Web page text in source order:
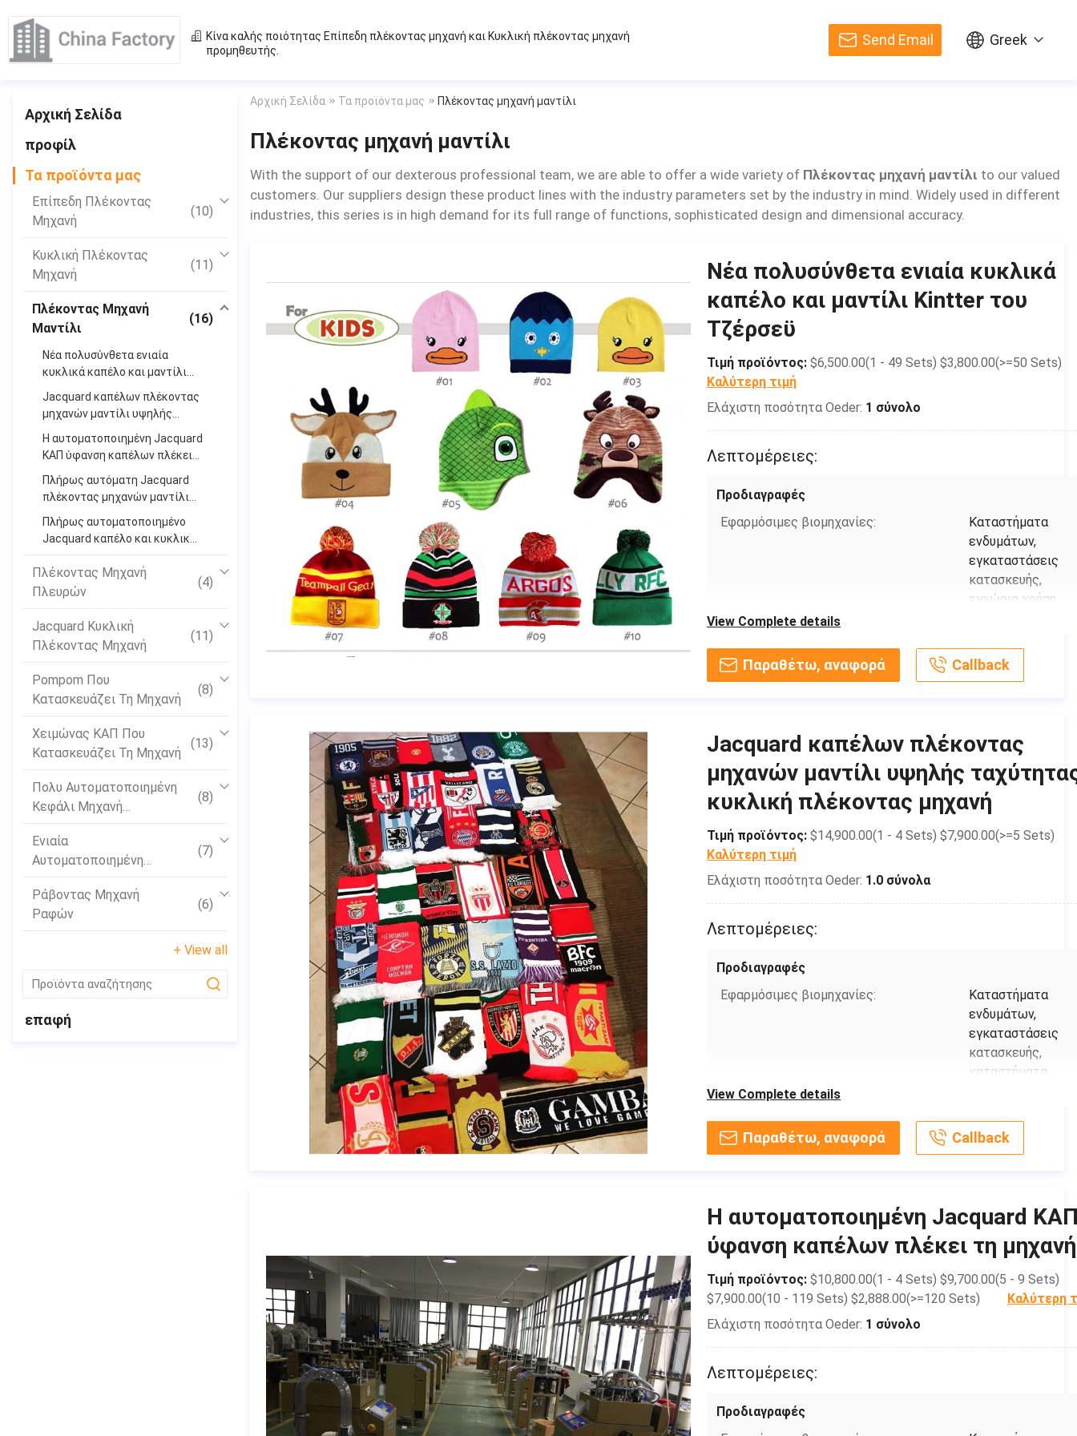
Κίνα καλής ποιότητας Επίπεδη πλέκοντας μηχανή και Κυκλική πλέκοντας μηχανή
προμηθευτής.
Greek
Send Email
Αρχική Σελίδα
προφίλ
Τα προϊόντα μας
Επίπεδη Πλέκοντας
Μηχανή
(10)
Κυκλική Πλέκοντας
Μηχανή
(11)
Πλέκοντας Μηχανή
Μαντίλι
(16)
Νέα πολυσύνθετα ενιαία
κυκλικά καπέλο και μαντίλι
Kintter του Τζέρσεϋ
Jacquard καπέλων πλέκοντας
μηχανών μαντίλι υψηλής
ταχύτητας κυκλική
πλέκοντας μηχανή
Η αυτοματοποιημένη Jacquard
ΚΑΠ ύφανση καπέλων πλέκει
τη μηχανή
Πλήρως αυτόματη Jacquard
πλέκοντας μηχανών μαντίλι
κυκλική πλέκοντας μηχανή
Πλήρως αυτοματοποιημένο
Jacquard καπέλο και κυκλική
Πλέκοντας Μηχανή
Πλευρών
(4)
Jacquard Κυκλική
Πλέκοντας Μηχανή
(11)
Pompom Που
Κατασκευάζει Τη Μηχανή
(8)
Χειμώνας ΚΑΠ Που
Κατασκευάζει Τη Μηχανή
(13)
Πολυ Αυτοματοποιημένη
Κεφάλι Μηχανή
(8)
Ενιαία
Αυτοματοποιημένη
Κεντητικής
(7)
Ράβοντας Μηχανή
Ραφών
(6)
+ View all
submit
επαφή
Αρχική Σελίδα Τα προϊόντα μας Πλέκοντας μηχανή μαντίλι
Πλέκοντας μηχανή μαντίλι
With the support of our dexterous professional team, we are able to offer a wide variety of Πλέκοντας μηχανή μαντίλι to our valued
customers. Our suppliers design these product lines with the industry parameters set by the industry in mind. Widely used in different
industries, this series is in high demand for its full range of functions, sophisticated design and dimensional accuracy.
View Complete details
Νέα πολυσύνθετα ενιαία κυκλικά
καπέλο και μαντίλι Kintter του
Τζέρσεϋ
Τιμή προϊόντος: $6,500.00(1 - 49 Sets) $3,800.00(>=50 Sets)
Καλύτερη τιμή
Ελάχιστη ποσότητα Oeder: 1 σύνολο
Λεπτομέρειες:
Προδιαγραφές
Εφαρμόσιμες βιομηχανίες:
Καταστήματα
ενδυμάτων,
εγκαταστάσεις
κατασκευής,
εγχώρια χρήση,
επιχείρηση
Όρος:
Νέος
ποδοσφαίρου
Τύπος:
Κυκλικός
Ικανότητα παραγωγής:
600set/month
Τόπος καταγωγής:
Anhui, Κίνα
Μάρκα:
Δύναμη:
Μέθοδος πλεξίματος:
Αυτοματοποιημένος:
Βάρος:
325KG
752*663*1418mm
2 έτη
Αυτόματος
Μετρητής:
2 GG, 9 GG, άλλο,
2.5GG, 18GG
Τηλεοπτική εξερχόμενος-επιθεώρηση:
Παρεχόμενος
Τύπος μάρκετινγκ:
Καυτό προϊόν
Εξουσιοδότηση των τμημάτων πυρήνων:
1 έτος
Τμήματα πυρήνων:
Μηχανή
Υπηρεσία μεταπωλήσεων παρεχόμενη:
διαθέσιμοι στα
τηλεοπτική
Παραθέτω, αναφορά Callback
View Complete details
Jacquard καπέλων πλέκοντας
μηχανών μαντίλι υψηλής
κυκλική πλέκοντας μηχανή
Τιμή προϊόντος: $14,900.00(1 - 4 Sets) $7,900.00(>=5 Sets)
Καλύτερη τιμή
Ελάχιστη ποσότητα Oeder: 1.0 σύνολα
Λεπτομέρειες:
Προδιαγραφές
Εφαρμόσιμες βιομηχανίες:
Καταστήματα
ενδυμάτων,
εγκαταστάσεις
κατασκευής,
καταστήματα
εγχώρια χρήση, λ
Όρος:
Νέος
jacquard
Ικανότητα παραγωγής:
800pcs/day
Τόπος καταγωγής:
Anhui, Κίνα
Ύφος πλεξίματος:
Αυτοματοποιημένος:
Παραθέτω, αναφορά Callback
Η αυτοματοποιημένη Jacquard
ύφανση καπέλων πλέκει τη μηχανή
Τιμή προϊόντος: $10,800.00(1 - 4 Sets) $9,700.00(5 - 9 Sets)
$7,900.00(10 - 119 Sets) $2,888.00(>=120 Sets)
Καλύτερη
Ελάχιστη ποσότητα Oeder: 1 σύνολο
Λεπτομέρειες:
Προδιαγραφές